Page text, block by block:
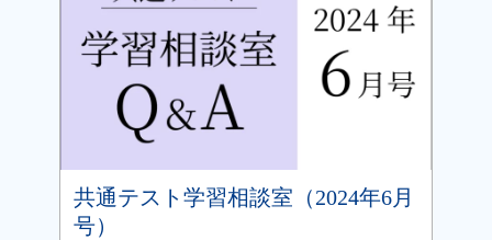
共通テスト学習相談室（2024年6月
号）